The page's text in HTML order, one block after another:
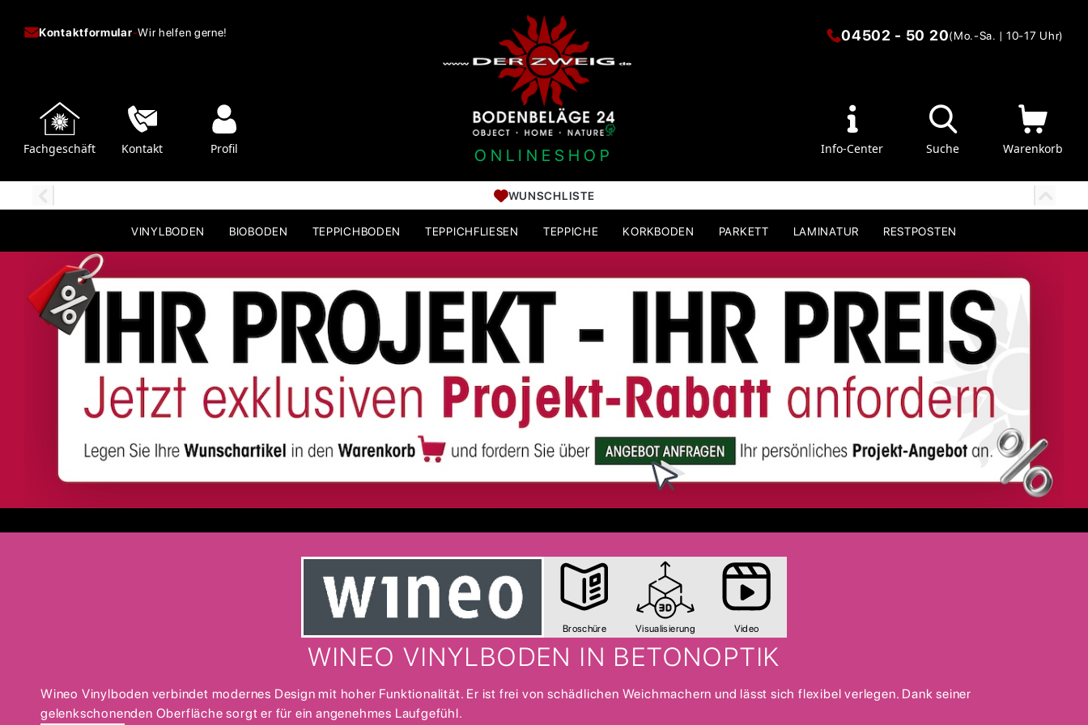
Kontaktformular-Wir helfen gerne!
Fachgeschäft Kontakt Profil ONLINESHOP
04502 - 50 20(Mo.-Sa. | 10-17 Uhr)
Info-Center Suche Warenkorb
WUNSCHLISTE
VINYLBODEN BIOBODEN TEPPICHBODEN TEPPICHFLIESEN TEPPICHE KORKBODEN PARKETT LAMINATUR RESTPOSTEN
Broschüre Visualisierung Video
WINEO VINYLBODEN IN BETONOPTIK
Wineo Vinylboden verbindet modernes Design mit hoher Funktionalität. Er ist frei von schädlichen Weichmachern und lässt sich flexibel verlegen. Dank seiner
gelenkschonenden Oberfläche sorgt er für ein angenehmes Laufgefühl.